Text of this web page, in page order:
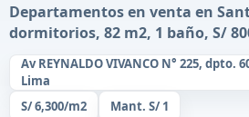
Departamentos en venta en
dormitorios, 82 m2, 1 baño, S/
Av REYNALDO VIVANCO N° 225, dpto.
Lima
S/ 6,300/m2
Mant. S/ 1